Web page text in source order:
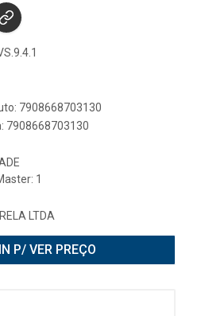
7908668703130
7908668703130
1
LTDA
P/ VER PREÇO